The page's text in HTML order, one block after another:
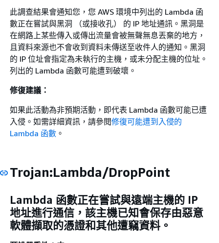
此調查結果會通知您，您 AWS 環境中列出的 Lambda 函
數正在嘗試與黑洞 （或接收孔） 的 IP 地址通訊。黑洞是
在網路上某些傳入或傳出流量會被無聲無息丟棄的地方，
且資料來源也不會收到資料未傳送至收件人的通知。黑洞
的 IP 位址會指定為未執行的主機，或未分配主機的位址。
列出的 Lambda 函數可能遭到破壞。
修復建議：
如果此活動為非預期活動，即代表 Lambda 函數可能已遭
入侵。如需詳細資訊，請參閱修復可能遭到入侵的
Lambda 函數 。
Trojan:Lambda/DropPoint
Lambda 函數正在嘗試與遠端主機的 IP
地址進行通信，該主機已知會保存由惡意
軟體擷取的憑證和其他遭竊資料。